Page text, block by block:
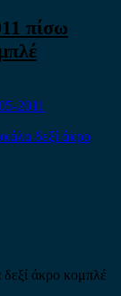
πίσω
2011
άκρο κομπλέ